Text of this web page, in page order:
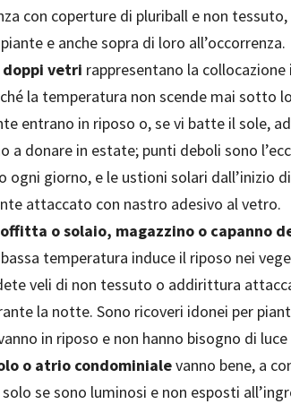
con coperture di pluriball e non
e anche sopra di loro all’occorrenza.
doppi vetri rappresentano la
la temperatura non scende mai sotto
entrano in riposo o, se vi batte il sole,
a donare in estate; punti deboli sono
ogni giorno, e le ustioni solari dall’inizio
attaccato con nastro adesivo al vetro.
o solaio, magazzino o capanno
temperatura induce il riposo nei
veli di non tessuto o addirittura
la notte. Sono ricoveri idonei per
in riposo e non hanno bisogno di
o atrio condominialevanno bene, a
se sono luminosi e non esposti